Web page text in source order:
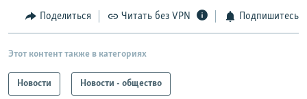
Поделиться Читать без VPN Подпишитесь
Этот контент также в категориях
Новости Новости - общество